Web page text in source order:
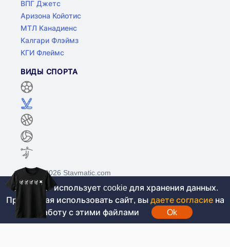
ВПГ Джетс
Аризона Койотис
МТЛ Канадиенс
Калгари Флэймз
КГИ Флеймс
ВИДЫ СПОРТА
©2017-2026 Stavmatic.com
Для лиц старше 18 лет. На сайте не
проводятся игры на денежные средства, вся
Этот сайт использует cookie для хранения данных.
Продолжая использовать сайт, вы даете согласие на
работу с этими файлами
Ok